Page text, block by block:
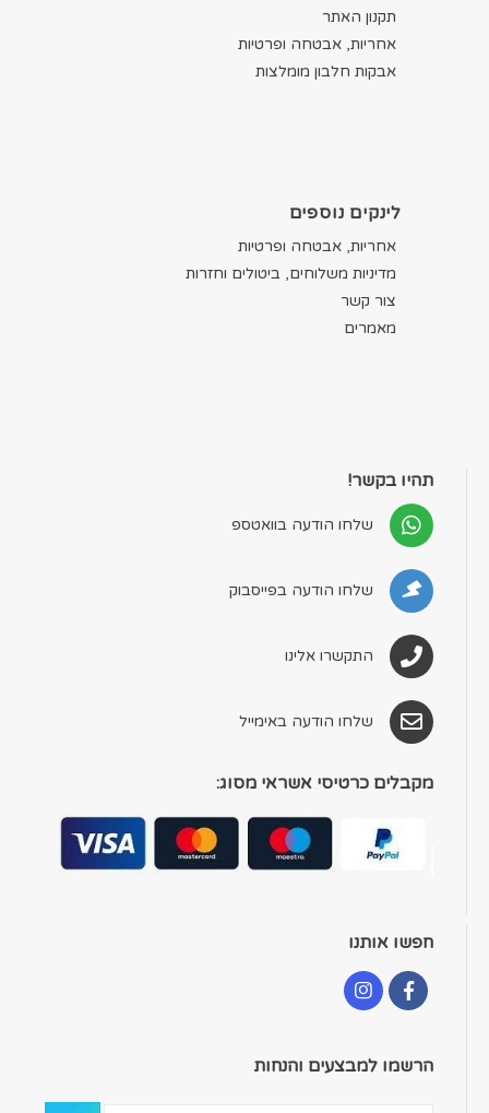
תקנון האתר
אחריות, אבטחה ופרטיות
אבקות חלבון מומלצות
לינקים נוספים
אחריות, אבטחה ופרטיות
מדיניות משלוחים, ביטולים וחזרות
צור קשר
מאמרים
תהיו בקשר!
שלחו הודעה בוואטספ
שלחו הודעה בפייסבוק
התקשרו אלינו
שלחו הודעה באימייל
מקבלים כרטיסי אשראי מסוג:
חפשו אותנו
הרשמו למבצעים והנחות